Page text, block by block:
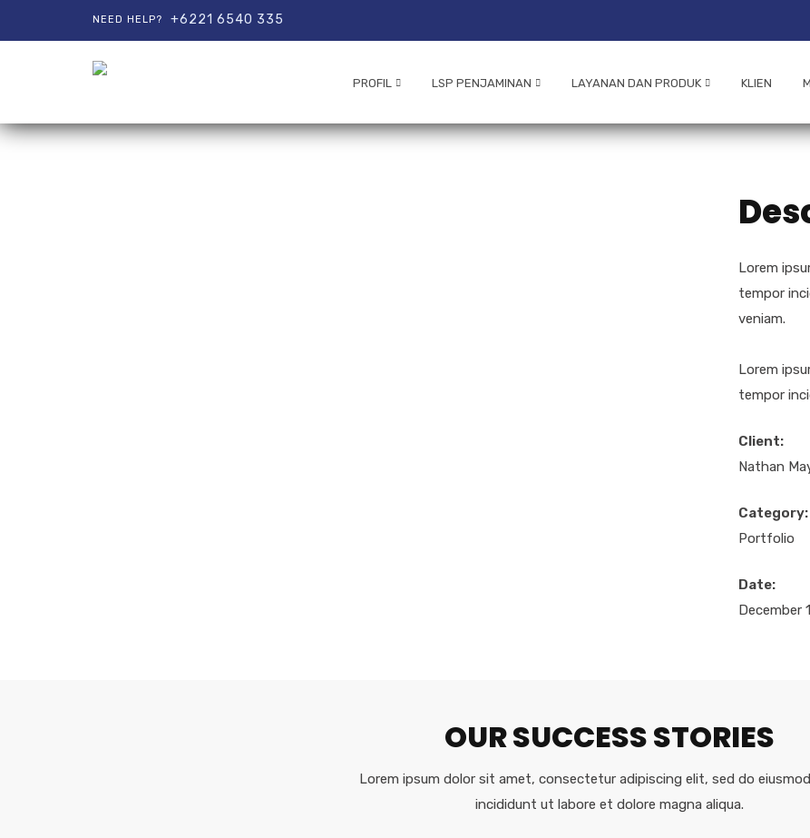
NEED HELP? +6221 6540 335
PROFIL LSP PENJAMINAN LAYANAN DAN PRODUK KLIEN
Lorem
tempor
veniam.
Lorem
tempor
Client:
Nathan
Category:
Portfolio
Date:
December
OUR SUCCESS STORIES
Lorem ipsum dolor sit amet, consectetur adipiscing elit, sed do
incididunt ut labore et dolore magna aliqua.